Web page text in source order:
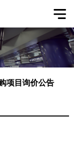
项目询价公告